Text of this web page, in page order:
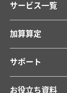
サービス一覧
加算算定
サポート
お役立ち資料